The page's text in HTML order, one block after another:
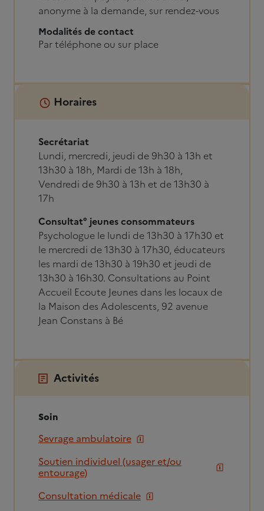
anonyme à la demande, sur rendez-vous
Modalités de contact
Par téléphone ou sur place
Horaires
Secrétariat
Lundi, mercredi, jeudi de 9h30 à 13h et
13h30 à 18h, Mardi de 13h à 18h,
Vendredi de 9h30 à 13h et de 13h30 à
17h
Consultat° jeunes consommateurs
Psychologue le lundi de 13h30 à 17h30 et
le mercredi de 13h30 à 17h30, éducateurs
les mardi de 13h30 à 19h30 et jeudi de
13h30 à 16h30. Consultations au Point
Accueil Ecoute Jeunes dans les locaux de
la Maison des Adolescents, 92 avenue
Jean Constans à Bé
Activités
Soin
Sevrage ambulatoire
Soutien individuel (usager et/ou
entourage)
Consultation médicale